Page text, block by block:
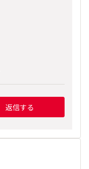
返信する